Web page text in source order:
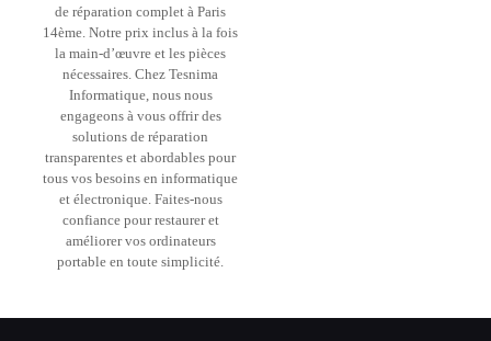
de réparation complet à Paris
14ème. Notre prix inclus à la fois
la main-d’œuvre et les pièces
nécessaires. Chez Tesnima
Informatique, nous nous
engageons à vous offrir des
solutions de réparation
transparentes et abordables pour
tous vos besoins en informatique
et électronique. Faites-nous
confiance pour restaurer et
améliorer vos ordinateurs
portable en toute simplicité.